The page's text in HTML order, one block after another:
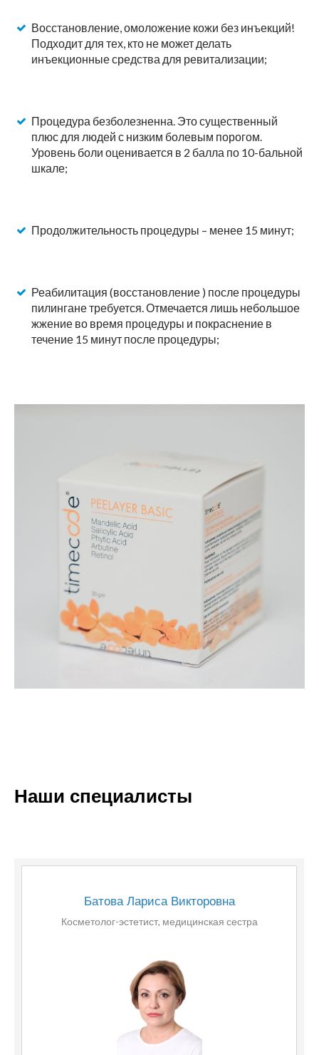
Восстановление, омоложение кожи без инъекций!
Подходит для тех, кто не может делать
инъекционные средства для ревитализации;
Процедура безболезненна. Это существенный
плюс для людей с низким болевым порогом.
Уровень боли оценивается в 2 балла по 10-бальной
шкале;
Продолжительность процедуры – менее 15 минут;
Реабилитация (восстановление ) после процедуры
пилингане требуется. Отмечается лишь небольшое
жжение во время процедуры и покраснение в
течение 15 минут после процедуры;
Наши специалисты
Батова Лариса Викторовна
Косметолог-эстетист, медицинская сестра